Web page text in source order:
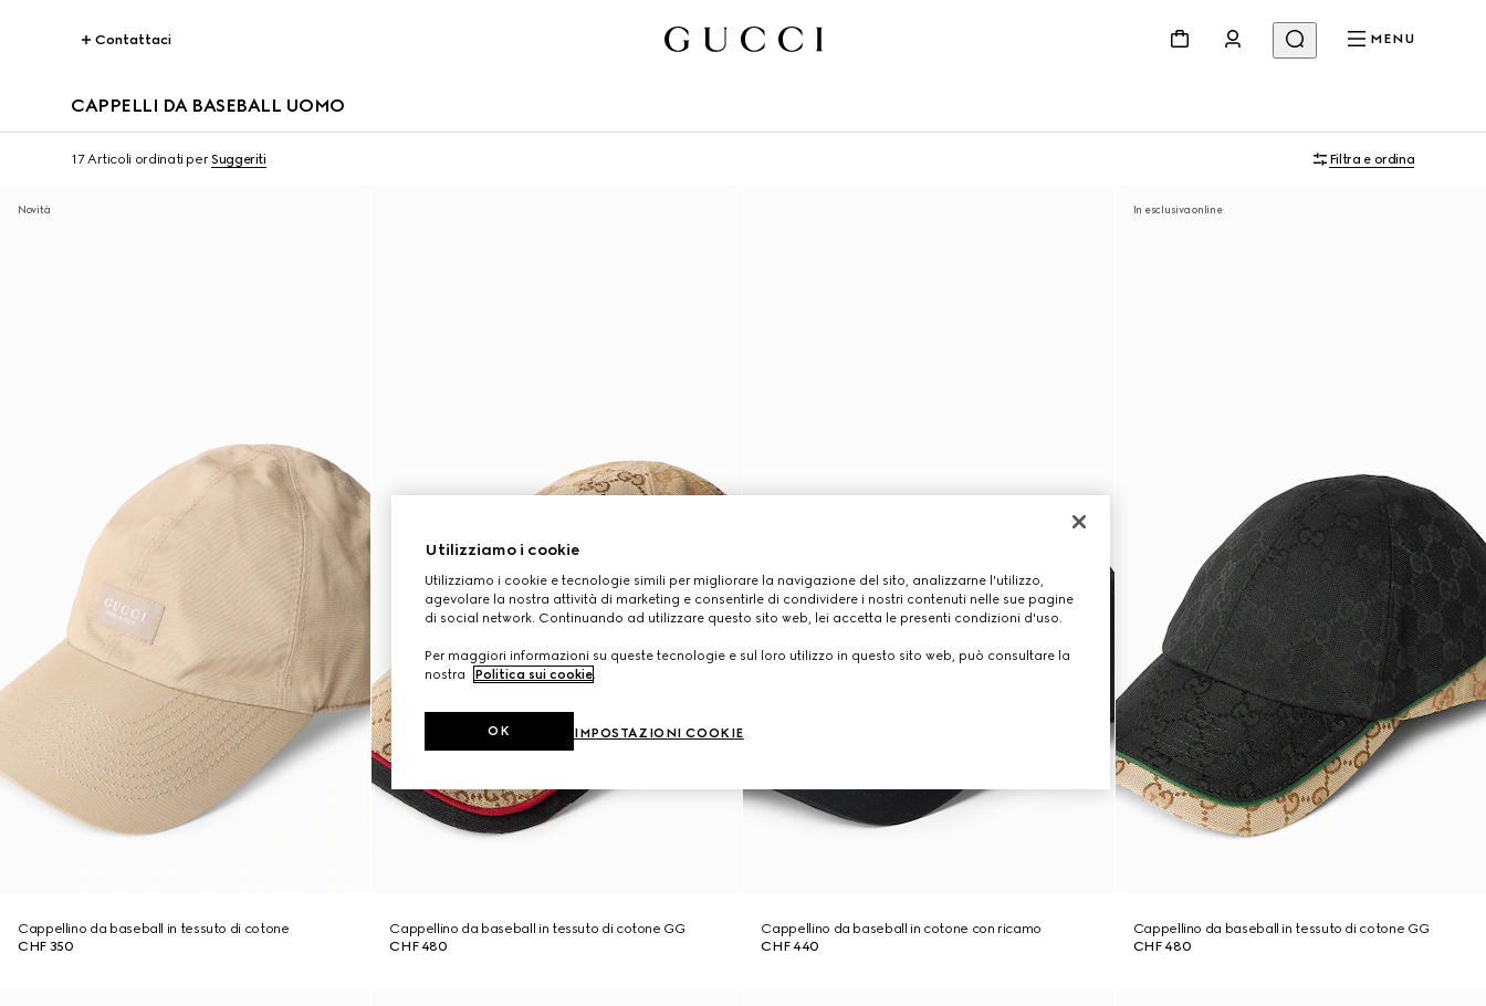
Contattaci MENU
CAPPELLI DA BASEBALL UOMO
17 Articoli ordinati perSuggeriti Filtra e ordina
Novità
Cappellino da baseball in tessuto di cotone
CHF 350
Cappellino da baseball in tessuto di cotone GG
CHF 480
Cappellino da baseball in cotone con ricamo
CHF 440
In esclusiva online
Cappellino da baseball in tessuto di cotone GG
CHF 480
Utilizziamo i cookie
Utilizziamo i cookie e tecnologie simili per migliorare la navigazione del sito, analizzarne l'utilizzo,
agevolare la nostra attività di marketing e consentirle di condividere i nostri contenuti nelle sue pagine
di social network. Continuando ad utilizzare questo sito web, lei accetta le presenti condizioni d'uso.
Per maggiori informazioni su queste tecnologie e sul loro utilizzo in questo sito web, può consultare la
nostra
Politica sui cookie.
IMPOSTAZIONI COOKIE
OK